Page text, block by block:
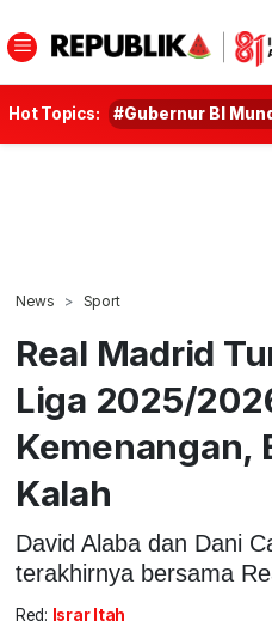
Hot Topics: #Gubernur BI
News Sport
Real Madrid
Liga 2025/
Kemenangan,
Kalah
David Alaba dan Dani
terakhirnya bersama
Red: Israr Itah